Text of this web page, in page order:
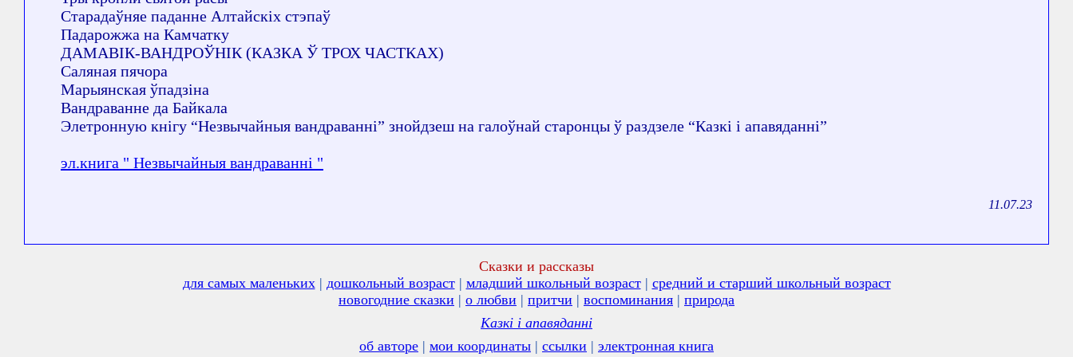
Старадаўняе паданне Алтайскіх стэпаў
Падарожжа на Камчатку
ДАМАВІК-ВАНДРОЎНІК (КАЗКА Ў ТРОХ ЧАСТКАХ)
Саляная пячора
Марыянская ўпадзіна
Вандраванне да Байкала
Элетронную кнігу “Незвычайныя вандраванні” знойдзеш на галоўнай старонцы ў раздзеле “Казкі і апавяданні”
эл.книга " Незвычайныя вандраванні "
11.07.23
Сказки и рассказы
для самых маленьких| дошкольный возраст| младший школьный возраст| средний и старший школьный возраст
новогодние сказки | о любви | притчи | воспоминания | природа
Казкi і апавяданні
об авторе | мои координаты | ссылки | электронная книга